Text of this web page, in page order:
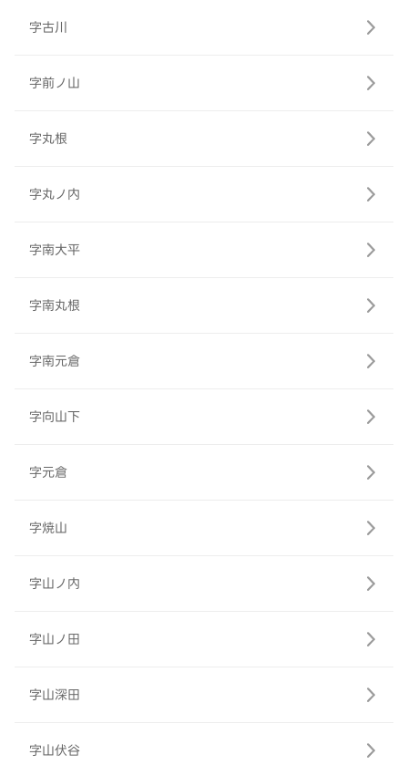
字古川
字前ノ山
字丸根
字丸ノ内
字南大平
字南丸根
字南元倉
字向山下
字元倉
字焼山
字山ノ内
字山ノ田
字山深田
字山伏谷